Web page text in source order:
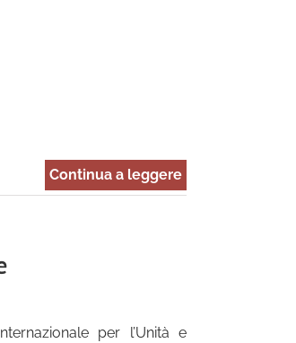
Continua a leggere
per l’Unità e